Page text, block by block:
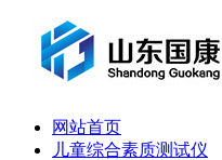
网站首页
儿童综合素质测试仪